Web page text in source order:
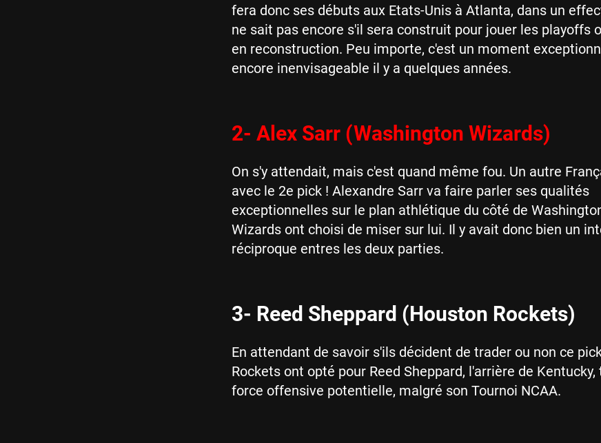
fera donc ses débuts aux Etats-Unis à Atlanta, dans un
ne sait pas encore s'il sera construit pour jouer les playoffs
en reconstruction. Peu importe, c'est un moment
encore inenvisageable il y a quelques années.
2- Alex Sarr (Washington Wizards)
On s'y attendait, mais c'est quand même fou. Un autre
avec le 2e pick ! Alexandre Sarr va faire parler ses qualités
exceptionnelles sur le plan athlétique du côté de
Wizards ont choisi de miser sur lui. Il y avait donc bien un
réciproque entres les deux parties.
3- Reed Sheppard (Houston Rockets)
En attendant de savoir s'ils décident de trader ou non ce
Rockets ont opté pour Reed Sheppard, l'arrière de
force offensive potentielle, malgré son Tournoi NCAA.